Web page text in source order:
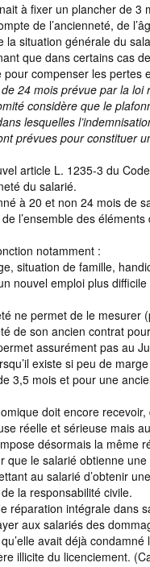
à fixer un plancher de
de l’ancienneté, de
situation générale du
que dans certains cas
compenser les pertes
24 mois prévue par la
considère que le
lesquelles
prévues pour constituer
article L. 1235-3 du
du salarié.
à 20 et non 24 mois de
l’ensemble des
notamment :
situation de famille,
nouvel emploi plus
ne permet de le
de son ancien contrat
assurément pas au
existe si peu de
3,5 mois et pour une
doit encore
réelle et sérieuse mais
désormais la même
le salarié obtienne
au salarié d’obtenir
la responsabilité civile.
réparation intégrale dans
aux salariés des
avait déjà
illicite du licenciement.